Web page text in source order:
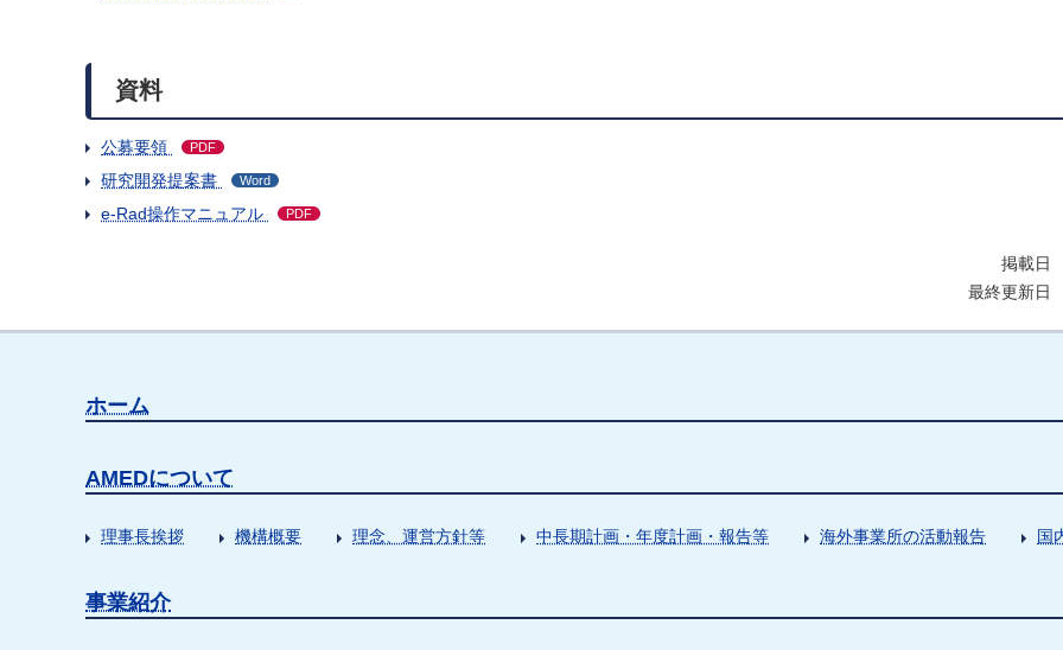
資料
公募要領 PDF
研究開発提案書 Word
e-Rad操作マニュアル PDF
掲載日
最終更新日
ホーム
AMEDについて
理事長挨拶 機構概要 理念、運営方針等 中長期計画・年度計画・報告等 海外事業所の活動報告 国
事業紹介